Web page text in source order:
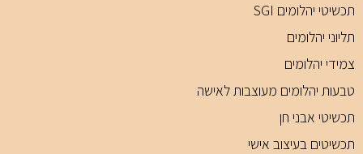
תכשיטי יהלומים SGI
תליוני יהלומים
צמידי יהלומים
טבעות יהלומים מעוצבות לאישה
תכשיטי אבני חן
תכשיטים בעיצוב אישי